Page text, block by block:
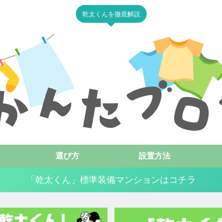
乾太くんを徹底解説
選び方 設置方法
「乾太くん」標準装備マンションはコチラ